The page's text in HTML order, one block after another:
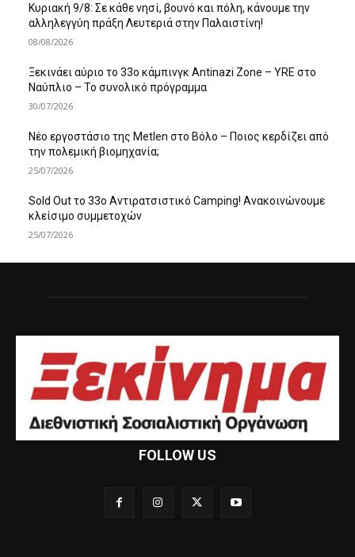
Κυριακή 9/8: Σε κάθε νησί, βουνό και πόλη, κάνουμε την
αλληλεγγύη πράξη Λευτεριά στην Παλαιστίνη!
08/08/2026
Ξεκινάει αύριο το 33ο κάμπινγκ Antinazi Zone – YRE στο
Ναύπλιο – Το συνολικό πρόγραμμα
30/07/2026
Νέο εργοστάσιο της Metlen στο Βόλο – Ποιος κερδίζει από
την πολεμική βιομηχανία;
25/07/2026
Sold Out το 33ο Αντιρατσιστικό Camping! Ανακοινώνουμε
κλείσιμο συμμετοχών
25/07/2026
FOLLOW US